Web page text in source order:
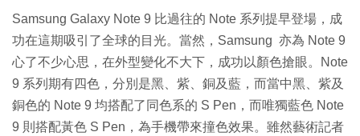
Samsung Galaxy Note 9 比過往的 Note 系列提早登場，成
功在這期吸引了全球的目光。當然，Samsung 亦為 Note 9
心了不少心思，在外型變化不大下，成功以顏色搶眼。Note
9 系列期有四色，分別是黑、紫、銅及藍，而當中黑、紫及
銅色的 Note 9 均搭配了同色系的 S Pen，而唯獨藍色 Note
9 則搭配黃色 S Pen，為手機帶來撞色效果。雖然藝術記者